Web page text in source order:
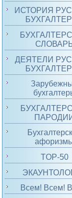
ИСТОРИЯ
ДЕЯТЕЛИ
TOP-50
Всем! Всем!